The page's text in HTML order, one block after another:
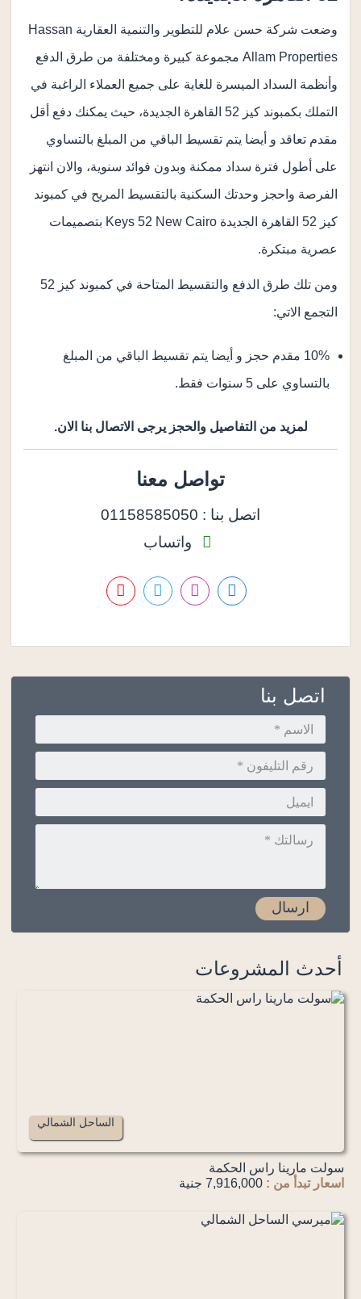
وضعت شركة حسن علام للتطوير والتنمية العقارية Hassan
Allam Properties مجموعة كبيرة ومختلفة من طرق الدفع
وأنظمة السداد الميسرة للغاية على جميع العملاء الراغبة في
التملك بكمبوند كيز 52 القاهرة الجديدة، حيث يمكنك دفع أقل
مقدم تعاقد و أيضا يتم تقسيط الباقي من المبلغ بالتساوي
على أطول فترة سداد ممكنة وبدون فوائد سنوية، والان انتهز
الفرصة واحجز وحدتك السكنية بالتقسيط المريح في كمبوند
كيز 52 القاهرة الجديدة Keys 52 New Cairo بتصميمات
عصرية مبتكرة.
ومن تلك طرق الدفع والتقسيط المتاحة في كمبوند كيز 52
التجمع الاتي:
10% مقدم حجز و أيضا يتم تقسيط الباقي من المبلغ
بالتساوي على 5 سنوات فقط.
لمزيد من التفاصيل والحجز يرجى الاتصال بنا الان.
تواصل معنا
اتصل بنا : 01158585050
واتساب
اتصل بنا
أحدث المشروعات
الساحل الشمالي
سولت مارينا راس الحكمة
اسعار تبدأ من : 7,916,000 جنية